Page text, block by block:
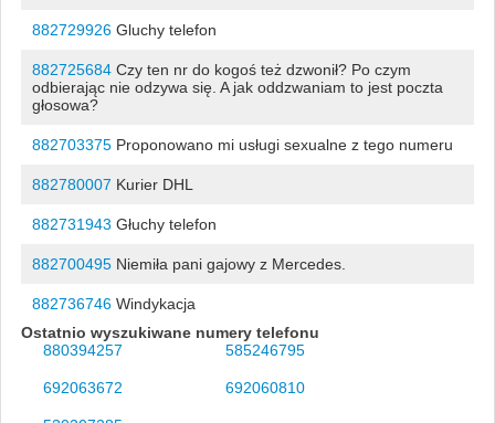
882729926Gluchy telefon
882725684Czy ten nr do kogoś też dzwonił? Po czym
odbierając nie odzywa się. A jak oddzwaniam to jest poczta
głosowa?
882703375Proponowano mi usługi sexualne z tego numeru
882780007 Kurier DHL
882731943 Głuchy telefon
882700495Niemiła pani gajowy z Mercedes.
882736746Windykacja
Ostatnio wyszukiwane numery telefonu
880394257
585246795
692063672 692060810